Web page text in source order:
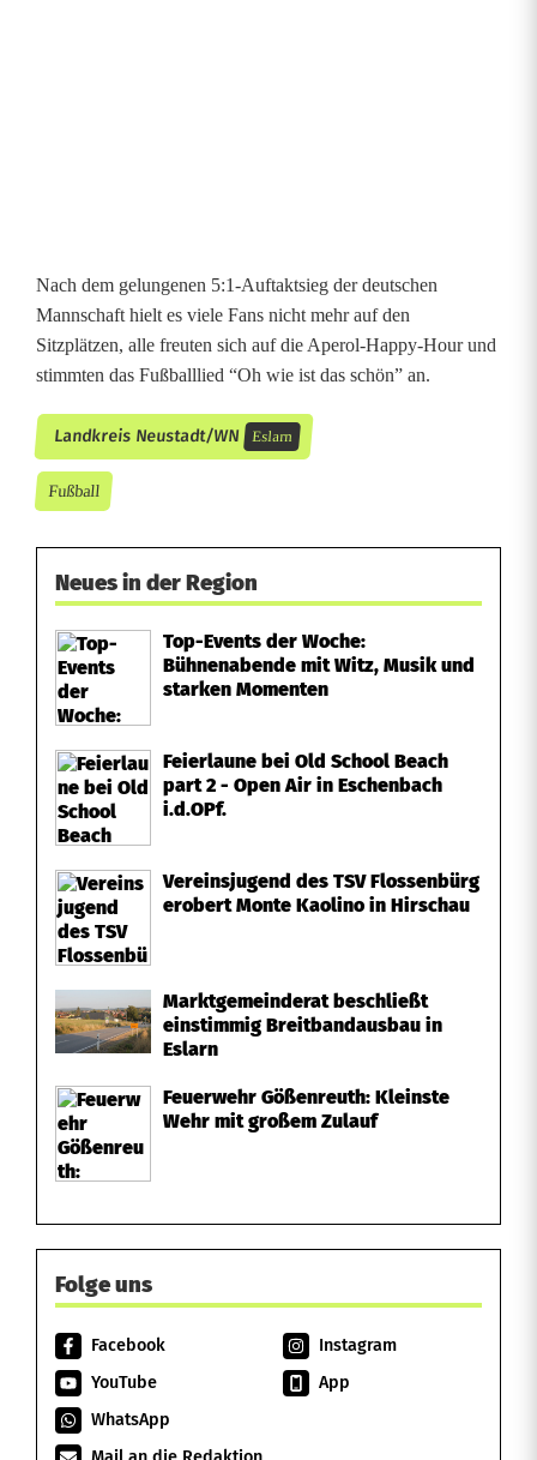
p
e
l
t
Nach dem gelungenen 5:1-Auftaktsieg der deutschen
Mannschaft hielt es viele Fans nicht mehr auf den
Sitzplätzen, alle freuten sich auf die Aperol-Happy-Hour und
stimmten das Fußballlied “Oh wie ist das schön” an.
Landkreis Neustadt/WN Eslarn
Fußball
Neues in der Region
Top-Events der Woche:
Bühnenabende mit Witz, Musik und
starken Momenten
Feierlaune bei Old School Beach
part 2 - Open Air in Eschenbach
i.d.OPf.
Vereinsjugend des TSV Flossenbürg
erobert Monte Kaolino in Hirschau
Marktgemeinderat beschließt
einstimmig Breitbandausbau in
Eslarn
Feuerwehr Gößenreuth: Kleinste
Wehr mit großem Zulauf
Folge uns
Facebook
Instagram
YouTube
App
WhatsApp